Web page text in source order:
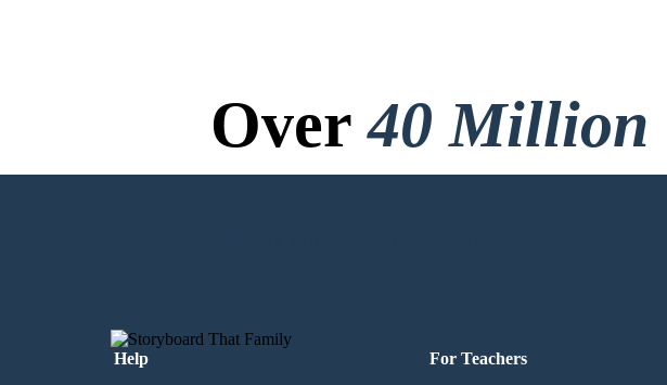
Over40 Million
No Downloads, No Credit
Help
For Teachers